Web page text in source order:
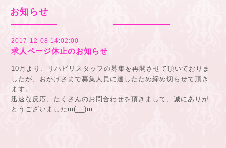
お知らせ
2017-12-08 14:02:00
求人ページ休止のお知らせ
10月より、リハビリスタッフの募集を再開させて頂いておりま
したが、おかげさまで募集人員に達したため締め切らせて頂き
ます。
迅速な反応、たくさんのお問合わせを頂きまして、誠にありが
とうございましたm(__)m